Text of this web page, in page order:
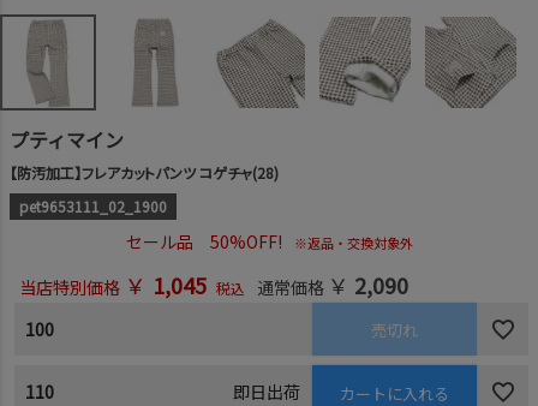
プティマイン
【防汚加工】フレアカットパンツ コゲチャ(28)
pet9653111_02_1900
セール品 50%OFF! ※返品・交換対象外
当店特別価格 ￥ 1,045 税込 通常価格 ￥ 2,090
100 売切れ
110 即日出荷 カートに入れる